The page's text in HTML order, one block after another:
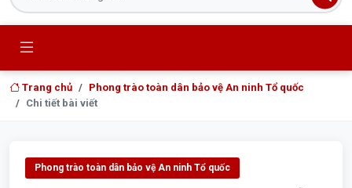
Trang chủ
Phong trào toàn dân bảo vệ An ninh Tổ quốc
Chi tiết bài viết
Phong trào toàn dân bảo vệ An ninh Tổ quốc